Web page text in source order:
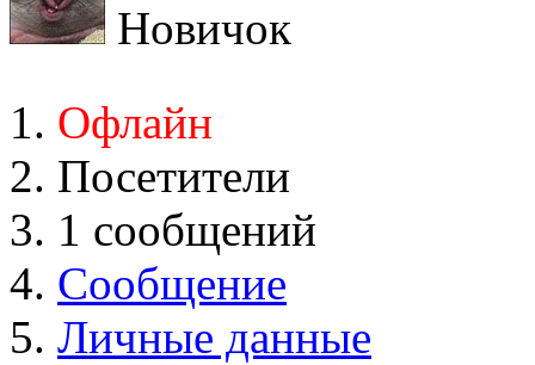
Новичок
Офлайн
Посетители
1 сообщений
Сообщение
Личные данные